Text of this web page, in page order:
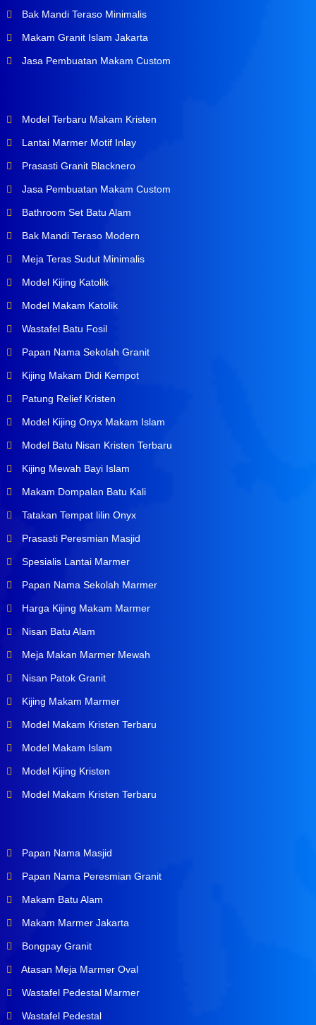
Bak Mandi Teraso Minimalis
Makam Granit Islam Jakarta
Jasa Pembuatan Makam Custom
Model Terbaru Makam Kristen
Lantai Marmer Motif Inlay
Prasasti Granit Blacknero
Jasa Pembuatan Makam Custom
Bathroom Set Batu Alam
Bak Mandi Teraso Modern
Meja Teras Sudut Minimalis
Model Kijing Katolik
Model Makam Katolik
Wastafel Batu Fosil
Papan Nama Sekolah Granit
Kijing Makam Didi Kempot
Patung Relief Kristen
Model Kijing Onyx Makam Islam
Model Batu Nisan Kristen Terbaru
Kijing Mewah Bayi Islam
Makam Dompalan Batu Kali
Tatakan Tempat lilin Onyx
Prasasti Peresmian Masjid
Spesialis Lantai Marmer
Papan Nama Sekolah Marmer
Harga Kijing Makam Marmer
Nisan Batu Alam
Meja Makan Marmer Mewah
Nisan Patok Granit
Kijing Makam Marmer
Model Makam Kristen Terbaru
Model Makam Islam
Model Kijing Kristen
Model Makam Kristen Terbaru
Papan Nama Masjid
Papan Nama Peresmian Granit
Makam Batu Alam
Makam Marmer Jakarta
Bongpay Granit
Atasan Meja Marmer Oval
Wastafel Pedestal Marmer
Wastafel Pedestal